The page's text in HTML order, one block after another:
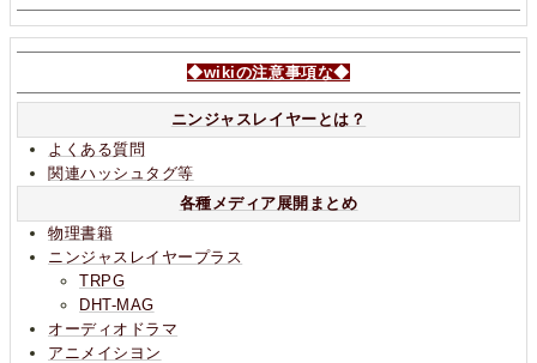
◆wikiの注意事項な◆
ニンジャスレイヤーとは？
よくある質問
関連ハッシュタグ等
各種メディア展開まとめ
物理書籍
ニンジャスレイヤープラス
TRPG
DHT-MAG
オーディオドラマ
アニメイシヨン